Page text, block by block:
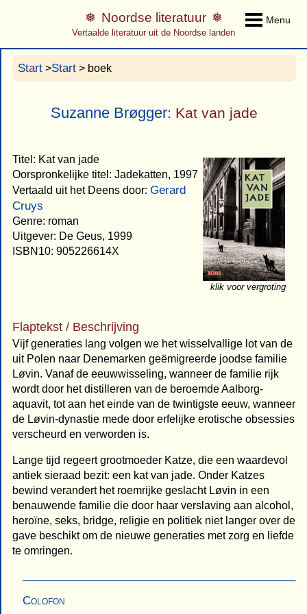
Menu
Noordse literatuur
Vertaalde literatuur uit de Noordse landen
Start >Start > boek
Suzanne Brøgger: Kat van jade
klik voor vergroting
Titel: Kat van jade
Oorspronkelijke titel: Jadekatten, 1997
Vertaald uit het Deens door: Gerard
Cruys
Genre: roman
Uitgever: De Geus, 1999
ISBN10: 905226614X
Flaptekst / Beschrijving
Vijf generaties lang volgen we het wisselvallige lot van de
uit Polen naar Denemarken geëmigreerde joodse familie
Løvin. Vanaf de eeuwwisseling, wanneer de familie rijk
wordt door het distilleren van de beroemde Aalborg-
aquavit, tot aan het einde van de twintigste eeuw, wanneer
de Løvin-dynastie mede door erfelijke erotische obsessies
verscheurd en verworden is.
Lange tijd regeert grootmoeder Katze, die een waardevol
antiek sieraad bezit: een kat van jade. Onder Katzes
bewind verandert het roemrijke geslacht Løvin in een
benauwende familie die door haar verslaving aan alcohol,
heroïne, seks, bridge, religie en politiek niet langer over de
gave beschikt om de nieuwe generaties met zorg en liefde
te omringen.
Colofon